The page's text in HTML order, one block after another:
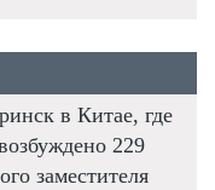
в Китае, где
229
заместителя